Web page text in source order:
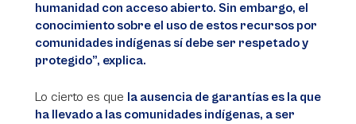
humanidad con acceso abierto. Sin embargo, el
conocimiento sobre el uso de estos recursos por
comunidades indígenas sí debe ser respetado y
protegido”, explica.
Lo cierto es que la ausencia de garantías es la que
ha llevado a las comunidades indígenas, a ser